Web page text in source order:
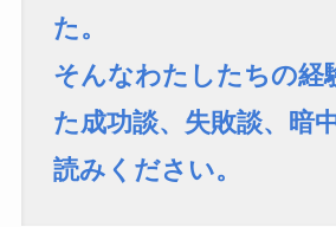
た。
そんなわたしたちの経
た成功談、失敗談、暗
読みください。